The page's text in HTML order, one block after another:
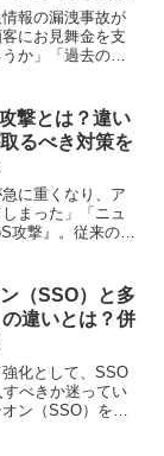
情報の漏洩事故が
にお見舞金を支
か」「過去の大
問や不安を抱え
・総...
撃とは？違い
るべき対策を
急に重くなり、ア
まった」「ニュ
攻撃』。従来の
とが日常ルーテ
（SSO）と多
違いとは？併
強化として、SSO
べきか迷ってい
ン（SSO）を導